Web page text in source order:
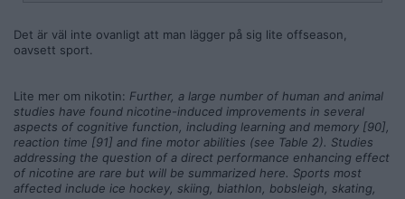
Det är väl inte ovanligt att man lägger på sig lite offseason,
oavsett sport.
Lite mer om nikotin: Further, a large number of human and animal
studies have found nicotine-induced improvements in several
aspects of cognitive function, including learning and memory [90],
reaction time [91] and fine motor abilities (see Table 2). Studies
addressing the question of a direct performance enhancing effect
of nicotine are rare but will be summarized here. Sports most
affected include ice hockey, skiing, biathlon, bobsleigh, skating,